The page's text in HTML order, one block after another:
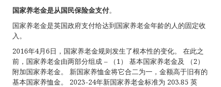
国家养老金是从国民保险金支付。
国家养老金是英国政府支付给达到国家养老金年龄的人的固定收
入。
2016年4月6日，国家养老金规则发生了根本性的变化。 在此之
前，国家养老金由两部分组成 – （1） 基本国家养老金及 （2）
附加国家养老金。 新国家养恤金将它合二为一，金额高于旧有的
基本国家养恤金。 2023-24年新国家养老金标准为 203.85 英